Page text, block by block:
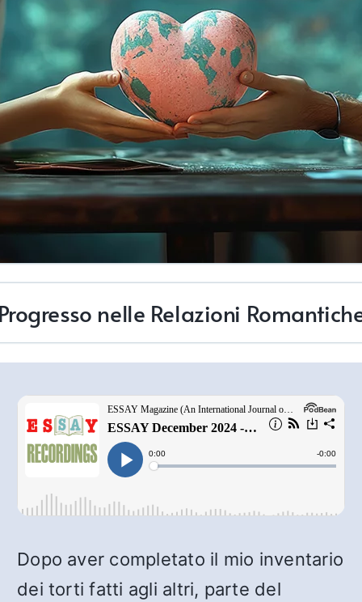
nelle Relazioni
Dopo aver completato il mio inventario
dei torti fatti agli altri, parte del